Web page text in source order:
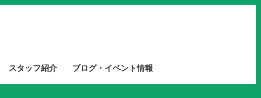
スタッフ紹介 ブログ・イベント情報